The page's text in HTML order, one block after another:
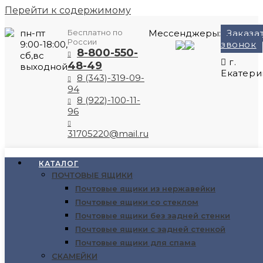
Перейти к содержимому
пн-пт
9:00-18:00,
сб,вс
выходной
Бесплатно по
России
8-800-550-
48-49
8 (343)-319-09-
94
8 (922)-100-11-
96
31705220@mail.ru
Мессенджеры:
звонок
г.
КАТАЛОГ
ПОЧТОВЫЕ ЯЩИКИ
Почтовые ящики из нержавейки
Почтовые ящики со стеклом
Почтовые ящики без задней стенки
Почтовые ящики с задней стенкой
Почтовые ящики для спама
СКАМЕЙКИ
Выбрано:
Почтовый ящик «Старый Век»…